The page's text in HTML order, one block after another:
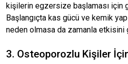
kişilerin egzersize başlaması için
Başlangıçta kas gücü ve kemik
neden olmasa da zamanla etkisini
3. Osteoporozlu Kişiler